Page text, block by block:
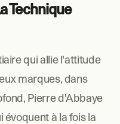
Technique
qui allie l'attitude
marques, dans
Pierre d'Abbaye
évoquent à la fois la